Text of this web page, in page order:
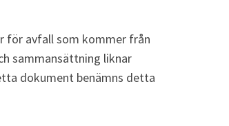
för avfall som kommer från
sammansättning liknar
dokument benämns detta